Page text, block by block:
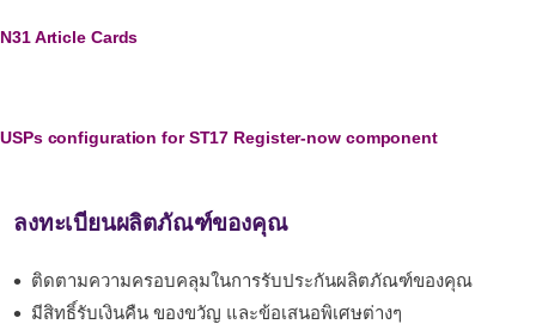
N31 Article Cards
USPs configuration for ST17 Register-now component
ลงทะเบียนผลิตภัณฑ์ของคุณ
ติดตามความครอบคลุมในการรับประกันผลิตภัณฑ์ของคุณ
มีสิทธิ์รับเงินคืน ของขวัญ และข้อเสนอพิเศษต่างๆ